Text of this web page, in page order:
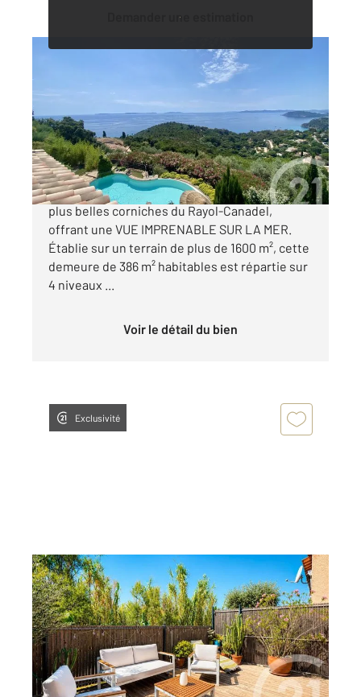
Demander une estimation
RAYOL CANADEL SUR MER 83
Maison à vendre
3 495 000 €
PROPRIETE D'EXCEPTION située sur l'une des
plus belles corniches du Rayol-Canadel,
offrant une VUE IMPRENABLE SUR LA MER.
Établie sur un terrain de plus de 1600 m², cette
demeure de 386 m² habitables est répartie sur
4 niveaux ...
Voir le détail du bien
Exclusivité
BORMES LES MIMOSAS 83
30,75 m2, 3 pièces
Ref : 2024
Maison à vendre
250 000 €
Visiter le site dédié